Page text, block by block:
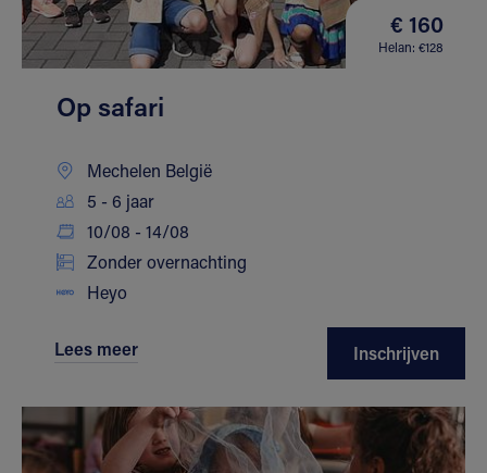
€ 160
Helan: €128
Op safari
Mechelen België
5 - 6 jaar
10/08 - 14/08
Zonder overnachting
Heyo
Lees meer Inschrijven